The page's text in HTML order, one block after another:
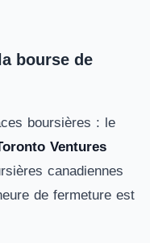
bourse de
boursières : le
Ventures
canadiennes
de fermeture est